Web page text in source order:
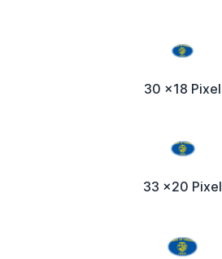
30 x18 Pixel
33 x20 Pixel